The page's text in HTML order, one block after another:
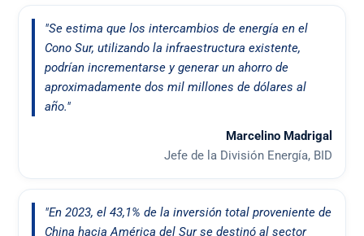
"Se estima que los intercambios de energía en el
Cono Sur, utilizando la infraestructura existente,
podrían incrementarse y generar un ahorro de
aproximadamente dos mil millones de dólares al
año."
Marcelino Madrigal
Jefe de la División Energía, BID
"En 2023, el 43,1% de la inversión total proveniente de
China hacia América del Sur se destinó al sector